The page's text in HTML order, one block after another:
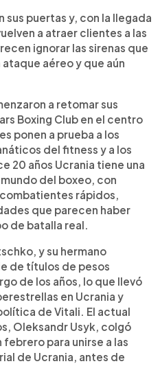
sus puertas y, con la llegada
a atraer clientes a las
ignorar las sirenas que
aéreo y que aún
a retomar sus
Boxing Club en el centro
ponen a prueba a los
del fitness y a los
20 años Ucrania tiene una
del boxeo, con
rápidos,
que parecen haber
de batalla real.
y su hermano
de títulos de pesos
de los años, lo que llevó
en Ucrania y
de Vitali. El actual
Oleksandr Usyk, colgó
para unirse a las
de Ucrania, antes de